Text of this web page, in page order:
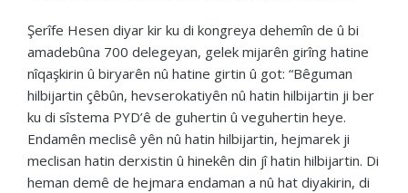
Şerîfe Hesen diyar kir ku di kongreya dehemîn de û bi
amadebûna 700 delegeyan, gelek mijarên girîng hatine
nîqaşkirin û biryarên nû hatine girtin û got: “Bêguman
hilbijartin çêbûn, hevserokatiyên nû hatin hilbijartin ji ber
ku di sîstema PYD’ê de guhertin û veguhertin heye.
Endamên meclisê yên nû hatin hilbijartin, hejmarek ji
meclisan hatin derxistin û hinekên din jî hatin hilbijartin. Di
heman demê de hejmara endaman a nû hat diyakirin, di